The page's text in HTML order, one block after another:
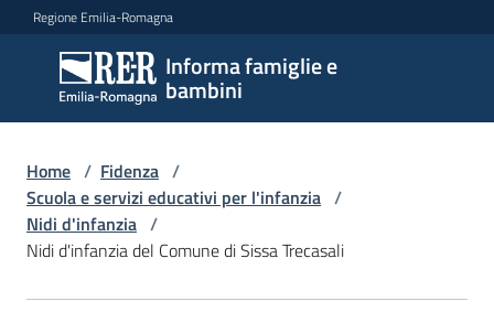
Vai al contenuto
Vai alla navigazione
Vai al footer
Regione Emilia-Romagna
Informa famiglie e
bambini
Informa
famiglie
e
bambini
Argomenti
Home / Fidenza /
Scuola e servizi educativi per l'infanzia /
Nidi d'infanzia /
Nidi d'infanzia del Comune di Sissa Trecasali